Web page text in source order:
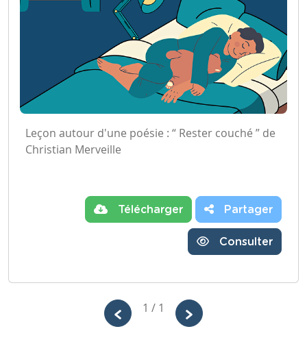
Leçon autour d'une poésie : “ Rester couché ” de
Christian Merveille
Télécharger Partager
Consulter
1 / 1